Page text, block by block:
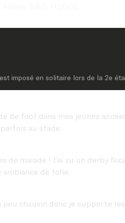
imposé en solitaire lors de la 2e
de foot dans mes jeunes
au stade.
de malade ! J’ai vu un derby
ambiance de folie.
chauvin donc je supporte